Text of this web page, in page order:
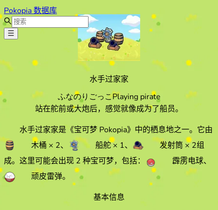
Pokopia 数据库
水手过家家
ふなのりごっこPlaying pirate
站在舵前或大炮后，感觉就像成为了船员。
水手过家家是《宝可梦 Pokopia》中的栖息地之一。它由
木桶 × 2、 船舵× 1、 发射筒 × 2组
成。 这里可能会出现 2 种宝可梦，包括： 霹雳电球、
顽皮雷弹。
基本信息